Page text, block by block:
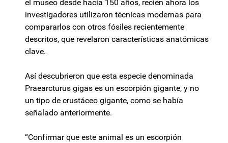
el museo desde hacía 150 años, recién ahora los
investigadores utilizaron técnicas modernas para
compararlos con otros fósiles recientemente
descritos, que revelaron características anatómicas
clave.
Así descubrieron que esta especie denominada
Praearcturus gigas es un escorpión gigante, y no
un tipo de crustáceo gigante, como se había
señalado anteriormente.
“Confirmar que este animal es un escorpión